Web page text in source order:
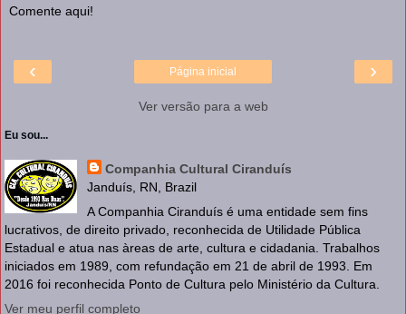
Comente aqui!
‹ ›
Página inicial
Ver versão para a web
Eu sou...
Companhia Cultural Ciranduís
Janduís, RN, Brazil
A Companhia Ciranduís é uma entidade sem fins
lucrativos, de direito privado, reconhecida de Utilidade Pública
Estadual e atua nas àreas de arte, cultura e cidadania. Trabalhos
iniciados em 1989, com refundação em 21 de abril de 1993. Em
2016 foi reconhecida Ponto de Cultura pelo Ministério da Cultura.
Ver meu perfil completo